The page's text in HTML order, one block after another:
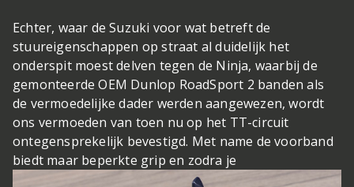
Echter, waar de Suzuki voor wat betreft de
stuureigenschappen op straat al duidelijk het
onderspit moest delven tegen de Ninja, waarbij de
gemonteerde OEM Dunlop RoadSport 2 banden als
de vermoedelijke dader werden aangewezen, wordt
ons vermoeden van toen nu op het TT-circuit
ontegensprekelijk bevestigd. Met name de voorband
biedt maar beperkte grip en zodra je